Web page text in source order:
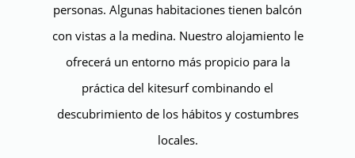
personas. Algunas habitaciones tienen balcón
con vistas a la medina. Nuestro alojamiento le
ofrecerá un entorno más propicio para la
práctica del kitesurf combinando el
descubrimiento de los hábitos y costumbres
locales.